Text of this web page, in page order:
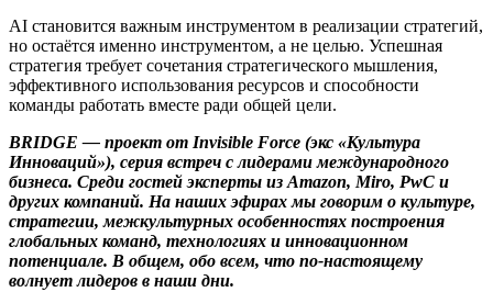
AI становится важным инструментом в реализации стратегий,
но остаётся именно инструментом, а не целью. Успешная
стратегия требует сочетания стратегического мышления,
эффективного использования ресурсов и способности
команды работать вместе ради общей цели.
BRIDGE — проект от Invisible Force (экс «Культура
Инноваций»), серия встреч с лидерами международного
бизнеса. Среди гостей эксперты из Amazon, Miro, PwC и
других компаний. На наших эфирах мы говорим о культуре,
стратегии, межкультурных особенностях построения
глобальных команд, технологиях и инновационном
потенциале. В общем, обо всем, что по-настоящему
волнует лидеров в наши дни.